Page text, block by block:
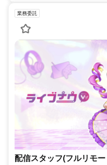
業務委託
配信スタッフ(フルリモー